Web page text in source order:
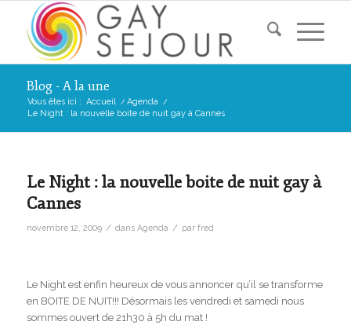
Blog - A la une
Vous êtes ici : Accueil / Agenda /
Le Night : la nouvelle boite de nuit gay à Cannes
Le Night : la nouvelle boite de nuit gay à
Cannes
novembre 12, 2009 / dans Agenda / par fred
Le Night est enfin heureux de vous annoncer qu’il se transforme
en BOITE DE NUIT!!! Désormais les vendredi et samedi nous
sommes ouvert de 21h30 à 5h du mat !